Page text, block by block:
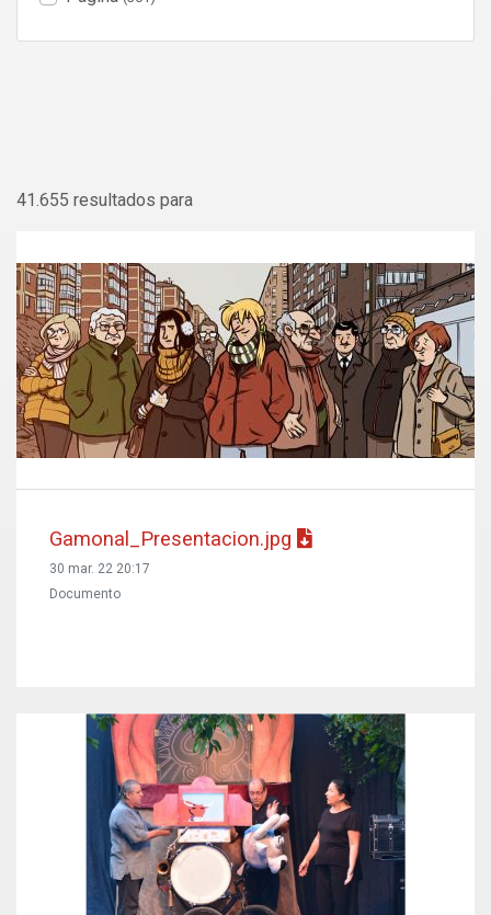
41.655 resultados para
Gamonal_Presentacion.jpg
30 mar. 22 20:17
Documento